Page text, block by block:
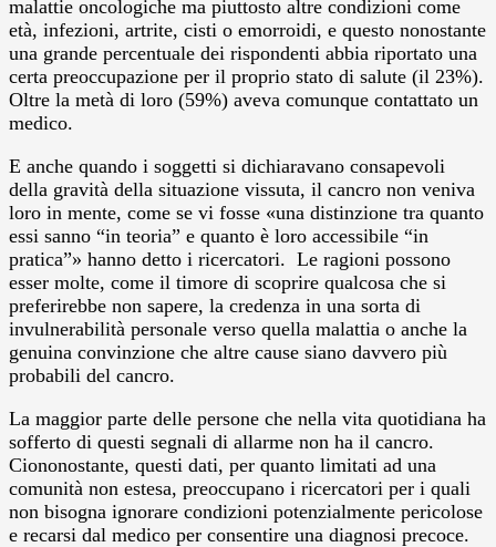
malattie oncologiche ma piuttosto altre condizioni come
età, infezioni, artrite, cisti o emorroidi, e questo nonostante
una grande percentuale dei rispondenti abbia riportato una
certa preoccupazione per il proprio stato di salute (il 23%).
Oltre la metà di loro (59%) aveva comunque contattato un
medico.
E anche quando i soggetti si dichiaravano consapevoli
della gravità della situazione vissuta, il cancro non veniva
loro in mente, come se vi fosse «una distinzione tra quanto
essi sanno “in teoria” e quanto è loro accessibile “in
pratica”» hanno detto i ricercatori. Le ragioni possono
esser molte, come il timore di scoprire qualcosa che si
preferirebbe non sapere, la credenza in una sorta di
invulnerabilità personale verso quella malattia o anche la
genuina convinzione che altre cause siano davvero più
probabili del cancro.
La maggior parte delle persone che nella vita quotidiana ha
sofferto di questi segnali di allarme non ha il cancro.
Ciononostante, questi dati, per quanto limitati ad una
comunità non estesa, preoccupano i ricercatori per i quali
non bisogna ignorare condizioni potenzialmente pericolose
e recarsi dal medico per consentire una diagnosi precoce.